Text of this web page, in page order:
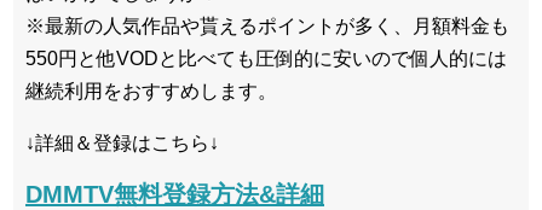
※最新の人気作品や貰えるポイントが多く、月額料金も
550円と他VODと比べても圧倒的に安いので個人的には
継続利用をおすすめします。
↓詳細＆登録はこちら↓
DMMTV無料登録方法&詳細